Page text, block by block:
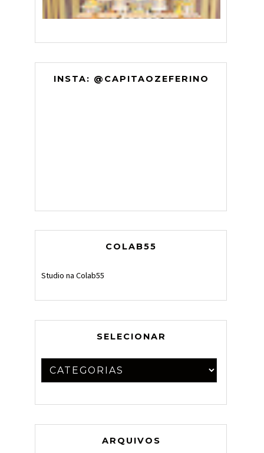
INSTA: @CAPITAOZEFERINO
COLAB55
Studio na Colab55
SELECIONAR
ARQUIVOS